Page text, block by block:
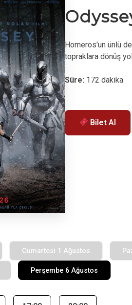
Homeros'un ünlü
topraklara dönüş
Süre: 172 dakika
Bilet Al
Cumartesi 1 Ağustos
Perşembe 6 Ağustos